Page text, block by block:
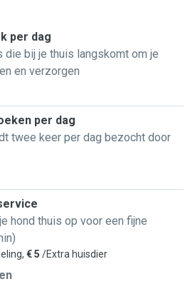
per dag
die bij je thuis langskomt om je
en verzorgen
per dag
twee keer per dag bezocht door
hond thuis op voor een fijne
€ 5 /Extra huisdier